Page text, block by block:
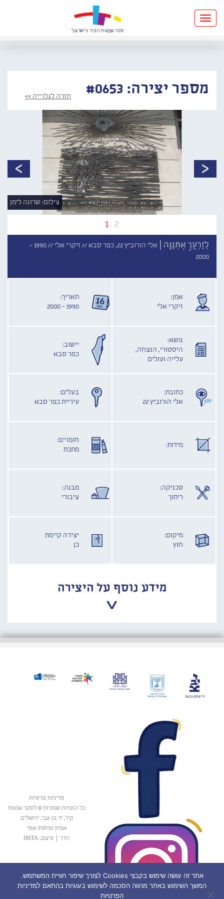
Toggle
navigation
מספר יצירה: #0653 חזרה לגלרייה >>
1 2
צילום: שרונה לימן
לְזַרְעֲךָ אֶתְּנֶנָּה | אלי הורוביץ 22, כפר סבא // זיקרי אלי //
1990 -
2000
אמן:
זיקרי אלי
תאריך:
1990 - 2000
נושא:
היסטורי, הנצחה,
עלייה ועולים
יישוב:
כפר סבא
כתובת:
אלי הורוביץ 22
בעלים:
עיריית כפר סבא
מידות:
חומרים:
מתכת
טכניקה:
ריתוך
מבנה:
ציבורי
מיקום:
חוץ
יצירה קיימת
כן
מידע נוסף על היצירה
מדיניות פרטיות
כל הזכויות שמורות © לסקר אמנות
קיר, יד בן-צבי, ירושלים
אפיון ופיתוח: אטי
הדר
עיצוב: IRITA
אתר זה עושה שימוש בקבצי Cookies לצורך שיפור חוויית המשתמש.
המשך השימוש באתר מהווה הסכמה לשימוש בעוגיות בהתאם למדיניות
הפרטיות